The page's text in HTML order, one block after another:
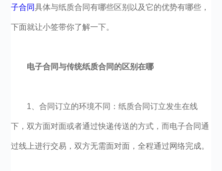
子合同具体与纸质合同有哪些区别以及它的优势有哪些，
下面就让小签带你了解一下。
电子合同与传统纸质合同的区别在哪
1、合同订立的环境不同：纸质合同订立发生在线
下，双方面对面或者通过快递传送的方式，而电子合同通
过线上进行交易，双方无需面对面，全程通过网络完成。